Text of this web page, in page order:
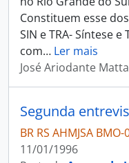
Constituem esse
SIN e TRA- Síntese
com… Ler mais
José Ariodante
BR RS AHMJSA
11/01/1996